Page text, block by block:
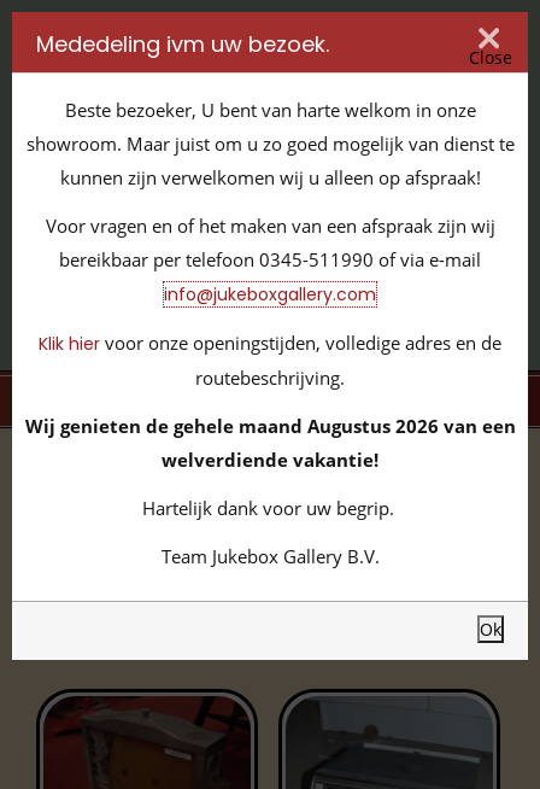
IT'S ALL ABOUT JUKEBOXES
GILDENSTRAAT 32 / 4143 HS LEERDAM / TEL:
0345 - 511990
INFO@JUKEBOXGALLERY.COM
volledige collectie / overige items
Trade Stimulator
Hieronder vind u ons assortiment.
Mededeling ivm uw bezoek. Close
Beste bezoeker, U bent van harte welkom in onze
showroom. Maar juist om u zo goed mogelijk van dienst te
kunnen zijn verwelkomen wij u alleen op afspraak!
Voor vragen en of het maken van een afspraak zijn wij
bereikbaar per telefoon 0345-511990 of via e-mail
info@jukeboxgallery.com
Klik hier voor onze openingstijden, volledige adres en de
routebeschrijving.
Wij genieten de gehele maand Augustus 2026 van een
welverdiende vakantie!
Hartelijk dank voor uw begrip.
Team Jukebox Gallery B.V.
Ok